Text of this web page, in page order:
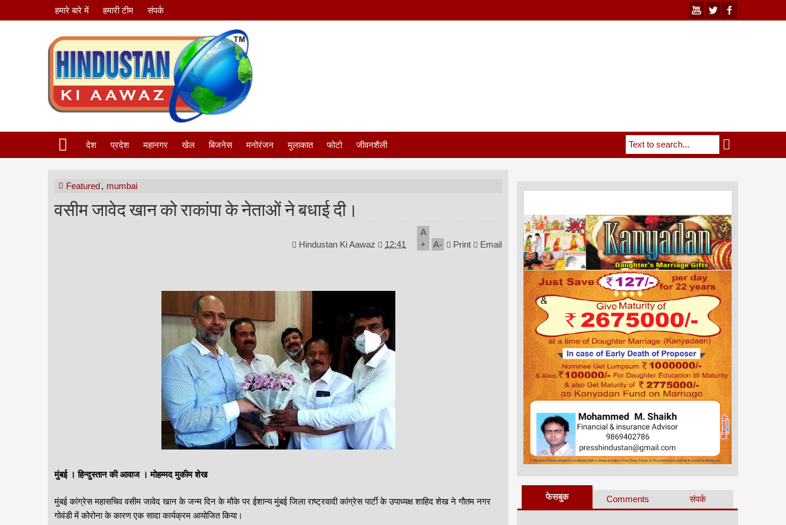
हमारे बारे में हमारी टीम संपर्क
देश प्रदेश महानगर खेल बिजनेस मनोरंजन मुलाकात फोटो जीवनशैली
Featured, mumbai
वसीम जावेद खान को राकांपा के नेताओं ने बधाई दी।
Hindustan Ki Aawaz 12:41
A
+
A- Print Email
मुंबई । हिन्दुस्तान की आवाज । मोहम्मद मुकीम शेख
मुंबई कांग्रेस महासचिव वसीम जावेद खान के जन्म दिन के मौके पर ईशान्य मुंबई जिला राष्ट्रवादी कांग्रेस पार्टी के उपाध्यक्ष शाहिद शेख ने गौतम नगर
गोवंडी में कोरोना के कारण एक सादा कार्यक्रम आयोजित किया।
फेसबुक Comments संपर्क